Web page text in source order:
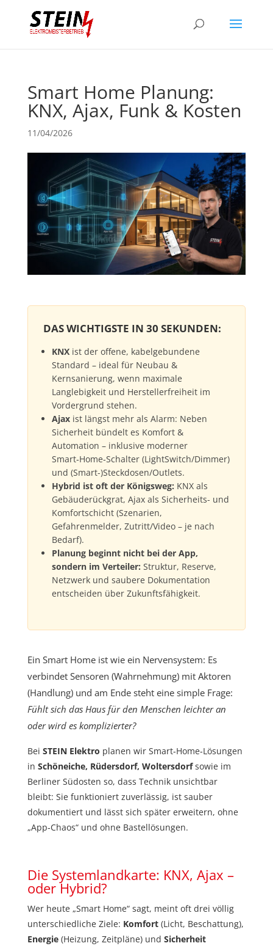
Smart Home Planung:
KNX, Ajax, Funk & Kosten
11/04/2026
DAS WICHTIGSTE IN 30 SEKUNDEN:
KNXist der offene, kabelgebundene
Standard – ideal für Neubau &
Kernsanierung, wenn maximale
Langlebigkeit und Herstellerfreiheit im
Vordergrund stehen.
Ajaxist längst mehr als Alarm: Neben
Sicherheit bündelt es Komfort &
Automation – inklusive moderner
Smart‑Home‑Schalter (LightSwitch/Dimmer)
und (Smart-)Steckdosen/Outlets.
Hybrid ist oft der Königsweg: KNX als
Gebäuderückgrat, Ajax als Sicherheits- und
Komfortschicht (Szenarien,
Gefahrenmelder, Zutritt/Video – je nach
Bedarf).
Planung beginnt nicht bei der App,
sondern im Verteiler: Struktur, Reserve,
Netzwerk und saubere Dokumentation
entscheiden über Zukunftsfähigkeit.
Ein Smart Home ist wie ein Nervensystem: Es
verbindet Sensoren (Wahrnehmung) mit Aktoren
(Handlung) und am Ende steht eine simple Frage:
Fühlt sich das Haus für den Menschen leichter an
oder wird es komplizierter?
Bei STEIN Elektro planen wir Smart‑Home‑Lösungen
in Schöneiche, Rüdersdorf, Woltersdorfsowie im
Berliner Südosten so, dass Technik unsichtbar
bleibt: Sie funktioniert zuverlässig, ist sauber
dokumentiert und lässt sich später erweitern, ohne
„App‑Chaos“ und ohne Bastellösungen.
Die Systemlandkarte: KNX, Ajax –
oder Hybrid?
Wer heute „Smart Home“ sagt, meint oft drei völlig
unterschiedliche Ziele: Komfort(Licht, Beschattung),
Energie(Heizung, Zeitpläne) und Sicherheit